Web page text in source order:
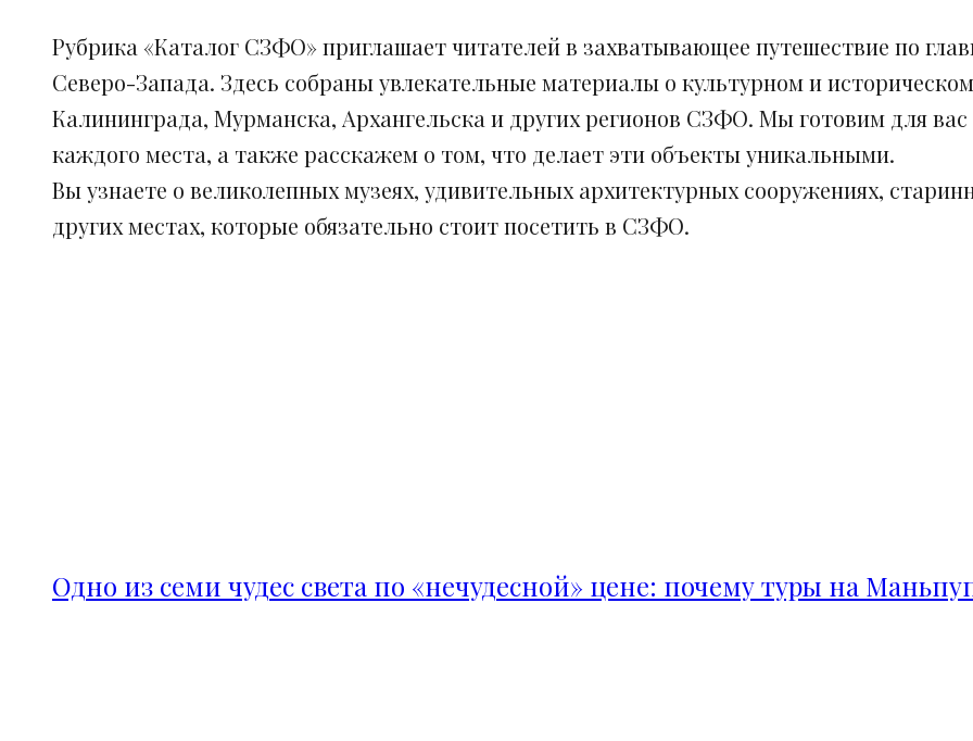
Рубрика «Каталог СЗФО» приглашает читателей в захватывающее путешествие по
Северо-Запада. Здесь собраны увлекательные материалы о культурном и
Калининграда, Мурманска, Архангельска и других регионов СЗФО. Мы готовим для
каждого места, а также расскажем о том, что делает эти объекты уникальными.
Вы узнаете о великолепных музеях, удивительных архитектурных сооружениях,
других местах, которые обязательно стоит посетить в СЗФО.
Одно из семи чудес света по «нечудесной» цене: почему туры на